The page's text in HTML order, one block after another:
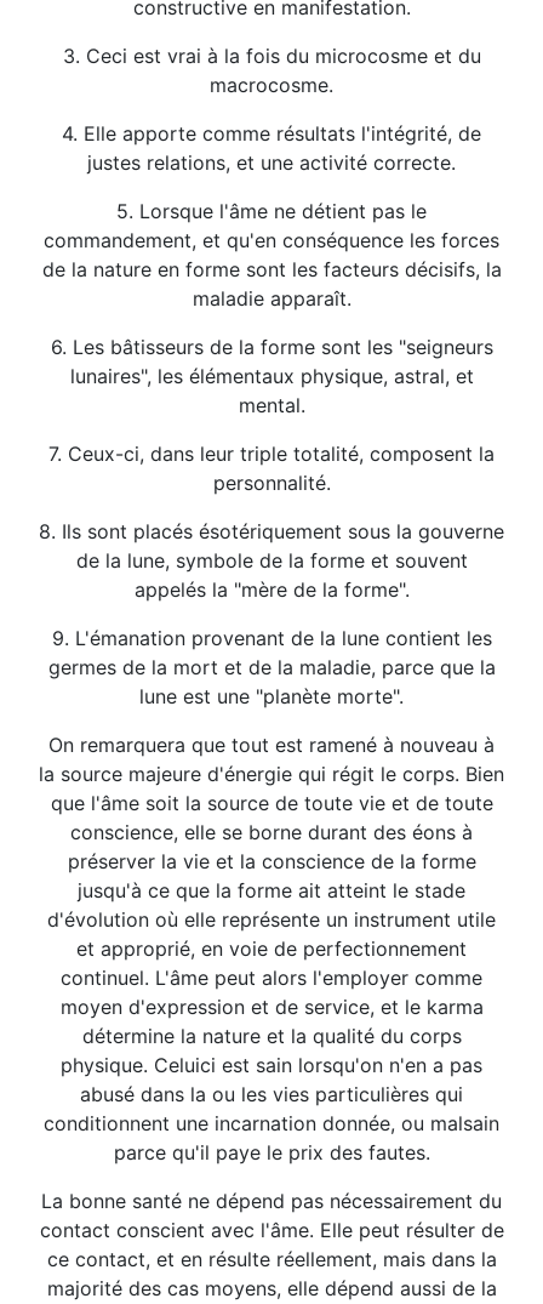
constructive en manifestation.
3. Ceci est vrai à la fois du microcosme et du
macrocosme.
4. Elle apporte comme résultats l'intégrité, de
justes relations, et une activité correcte.
5. Lorsque l'âme ne détient pas le
commandement, et qu'en conséquence les forces
de la nature en forme sont les facteurs décisifs, la
maladie apparaît.
6. Les bâtisseurs de la forme sont les "seigneurs
lunaires", les élémentaux physique, astral, et
mental.
7. Ceux-ci, dans leur triple totalité, composent la
personnalité.
8. Ils sont placés ésotériquement sous la gouverne
de la lune, symbole de la forme et souvent
appelés la "mère de la forme".
9. L'émanation provenant de la lune contient les
germes de la mort et de la maladie, parce que la
lune est une "planète morte".
On remarquera que tout est ramené à nouveau à
la source majeure d'énergie qui régit le corps. Bien
que l'âme soit la source de toute vie et de toute
conscience, elle se borne durant des éons à
préserver la vie et la conscience de la forme
jusqu'à ce que la forme ait atteint le stade
d'évolution où elle représente un instrument utile
et approprié, en voie de perfectionnement
continuel. L'âme peut alors l'employer comme
moyen d'expression et de service, et le karma
détermine la nature et la qualité du corps
physique. Celuici est sain lorsqu'on n'en a pas
abusé dans la ou les vies particulières qui
conditionnent une incarnation donnée, ou malsain
parce qu'il paye le prix des fautes.
La bonne santé ne dépend pas nécessairement du
contact conscient avec l'âme. Elle peut résulter de
ce contact, et en résulte réellement, mais dans la
majorité des cas moyens, elle dépend aussi de la